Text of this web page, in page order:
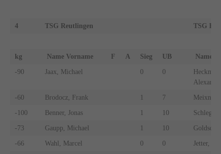
4 TSG Reutlingen TSG
kg Name Vorname F A Sieg UB Name
-90 Jaax, Michael 0 0
-60 Brodocz, Frank 1 7 Meixner,
-100 Benner, Jonas 1 10 Schlegel,
-73 Gaupp, Michael 1 10
-66 Wahl, Marcel 0 0 Jetter,